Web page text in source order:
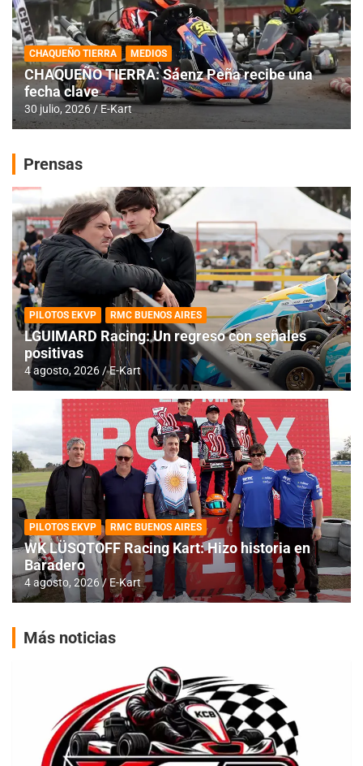
CHAQUEÑO TIERRA MEDIOS
CHAQUEÑO TIERRA: Sáenz Peña recibe una
fecha clave
30 julio, 2026 E-Kart
Prensas
PILOTOS EKVP RMC BUENOS AIRES
LGUIMARD Racing: Un regreso con señales
positivas
4 agosto, 2026 E-Kart
PILOTOS EKVP RMC BUENOS AIRES
WK LÜSQTOFF Racing Kart: Hizo historia en
Baradero
4 agosto, 2026 E-Kart
Más noticias